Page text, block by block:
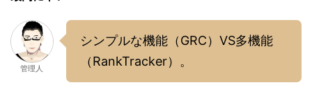
管理人
シンプルな機能（GRC）VS多機能
（RankTracker）。